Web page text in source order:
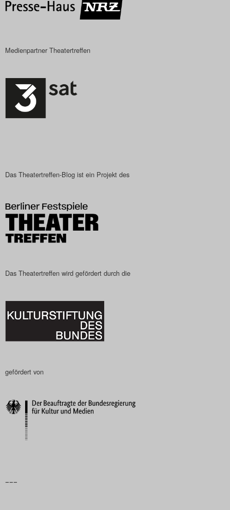
Medienpartner Theatertreffen
Das Theatertreffen-Blog ist ein Projekt des
Das Theatertreffen wird gefördert durch die
gefördert von
–––